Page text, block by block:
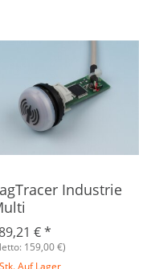
Industrie
€*
159,00 €)